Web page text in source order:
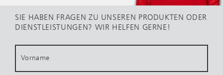
SIE HABEN FRAGEN ZU UNSEREN PRODUKTEN ODER
DIENSTLEISTUNGEN? WIR HELFEN GERNE!
Vorname